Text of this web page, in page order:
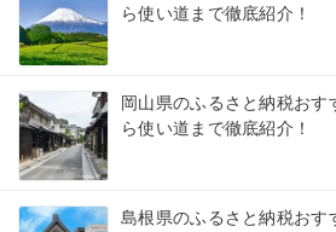
ら使い道まで徹底紹介！
岡山県のふるさと納税お
ら使い道まで徹底紹介！
島根県のふるさと納税おす